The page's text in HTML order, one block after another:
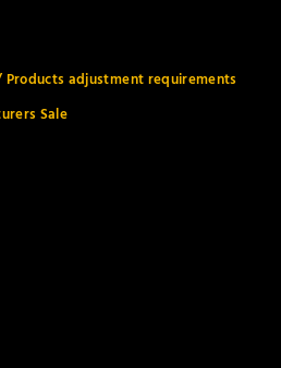
adjustment requirements
Sale